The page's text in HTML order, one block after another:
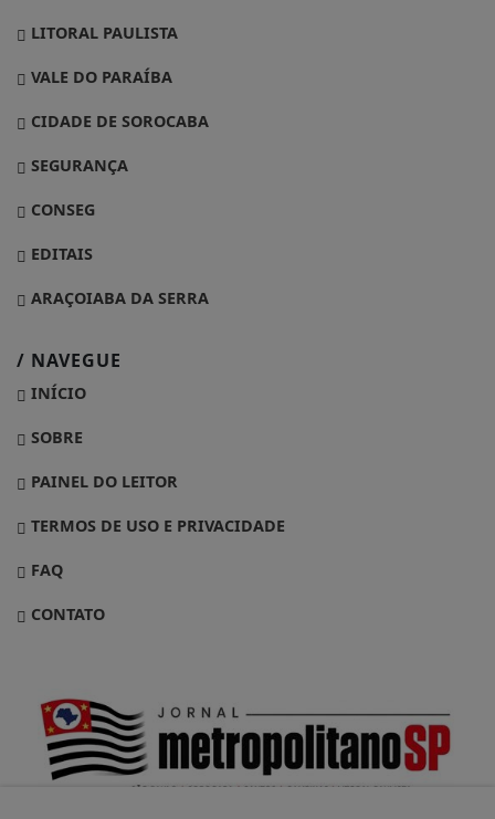
LITORAL PAULISTA
VALE DO PARAÍBA
CIDADE DE SOROCABA
SEGURANÇA
CONSEG
EDITAIS
ARAÇOIABA DA SERRA
/ NAVEGUE
INÍCIO
SOBRE
PAINEL DO LEITOR
TERMOS DE USO E PRIVACIDADE
FAQ
CONTATO